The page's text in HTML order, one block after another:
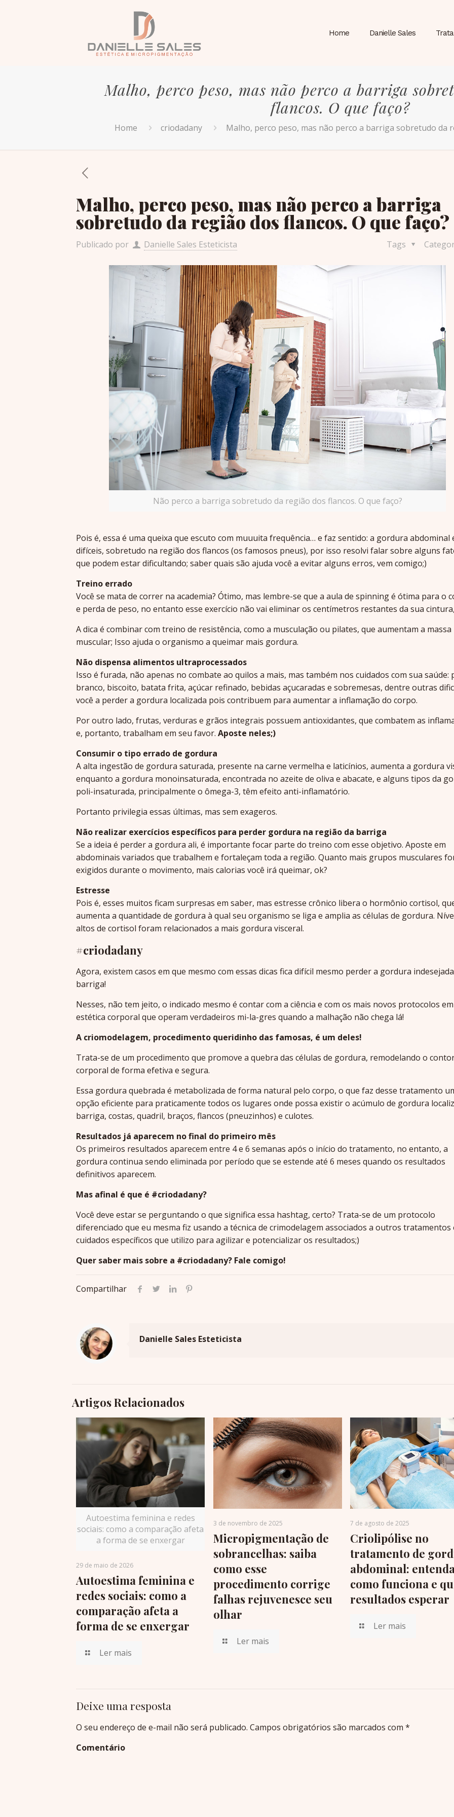
Home Danielle Sales
Malho, perco peso, mas não perco a barriga
flancos. O que faço?
Home criodadany Malho, perco peso, mas não perco a barriga sobretudo da
Malho, perco peso, mas não perco a barriga
sobretudo da região dos flancos. O que faço?
Publicado por Danielle Sales Esteticista Tags
Não perco a barriga sobretudo da região dos flancos. O que faço?
Pois é, essa é uma queixa que escuto com muuuita frequência… e faz sentido: a gordura abdominal
difíceis, sobretudo na região dos flancos (os famosos pneus), por isso resolvi falar sobre alguns
que podem estar dificultando; saber quais são ajuda você a evitar alguns erros, vem comigo;)
Treino errado
Você se mata de correr na academia? Ótimo, mas lembre-se que a aula de spinning é ótima para o
e perda de peso, no entanto esse exercício não vai eliminar os centímetros restantes da sua
A dica é combinar com treino de resistência, como a musculação ou pilates, que aumentam a massa
muscular; Isso ajuda o organismo a queimar mais gordura.
Não dispensa alimentos ultraprocessados
Isso é furada, não apenas no combate ao quilos a mais, mas também nos cuidados com sua saúde:
branco, biscoito, batata frita, açúcar refinado, bebidas açucaradas e sobremesas, dentre outras
você a perder a gordura localizada pois contribuem para aumentar a inflamação do corpo.
Por outro lado, frutas, verduras e grãos integrais possuem antioxidantes, que combatem as
e, portanto, trabalham em seu favor.Aposte neles;)
Consumir o tipo errado de gordura
A alta ingestão de gordura saturada, presente na carne vermelha e laticínios, aumenta a gordura
enquanto a gordura monoinsaturada, encontrada no azeite de oliva e abacate, e alguns tipos da
poli-insaturada, principalmente o ômega-3, têm efeito anti-inflamatório.
Portanto privilegia essas últimas, mas sem exageros.
Não realizar exercícios específicos para perder gordura na região da barriga
Se a ideia é perder a gordura ali, é importante focar parte do treino com esse objetivo. Aposte em
abdominais variados que trabalhem e fortaleçam toda a região. Quanto mais grupos musculares
exigidos durante o movimento, mais calorias você irá queimar, ok?
Estresse
Pois é, esses muitos ficam surpresas em saber, mas estresse crônico libera o hormônio cortisol,
aumenta a quantidade de gordura à qual seu organismo se liga e amplia as células de gordura.
altos de cortisol foram relacionados a mais gordura visceral.
#criodadany
Agora, existem casos em que mesmo com essas dicas fica difícil mesmo perder a gordura
barriga!
Nesses, não tem jeito, o indicado mesmo é contar com a ciência e com os mais novos protocolos em
estética corporal que operam verdadeiros mi-la-gres quando a malhação não chega lá!
A criomodelagem, procedimento queridinho das famosas, é um deles!
Trata-se de um procedimento que promove a quebra das células de gordura, remodelando o
corporal de forma efetiva e segura.
Essa gordura quebrada é metabolizada de forma natural pelo corpo, o que faz desse tratamento
opção eficiente para praticamente todos os lugares onde possa existir o acúmulo de gordura
barriga, costas, quadril, braços, flancos (pneuzinhos) e culotes.
Resultados já aparecem no final do primeiro mês
Os primeiros resultados aparecem entre 4 e 6 semanas após o início do tratamento, no entanto, a
gordura continua sendo eliminada por período que se estende até 6 meses quando os resultados
definitivos aparecem.
Mas afinal é que é #criodadany?
Você deve estar se perguntando o que significa essa hashtag, certo? Trata-se de um protocolo
diferenciado que eu mesma fiz usando a técnica de crimodelagem associados a outros tratamentos
cuidados específicos que utilizo para agilizar e potencializar os resultados;)
Quer saber mais sobre a #criodadany? Fale comigo!
Compartilhar
Danielle Sales Esteticista
Artigos Relacionados
Autoestima feminina e redes
sociais: como a comparação afeta
a forma de se enxergar
29 de maio de 2026
Autoestima feminina e
redes sociais: como a
comparação afeta a
forma de se enxergar
Ler mais
3 de novembro de 2025
Micropigmentação de
sobrancelhas: saiba
como esse
procedimento corrige
falhas rejuvenesce seu
olhar
Ler mais
7 de agosto de 2025
Criolipólise no
tratamento de
abdominal:
como funciona e
resultados esperar
Ler mais
Deixe uma resposta
O seu endereço de e-mail não será publicado. Campos obrigatórios são marcados com*
Comentário